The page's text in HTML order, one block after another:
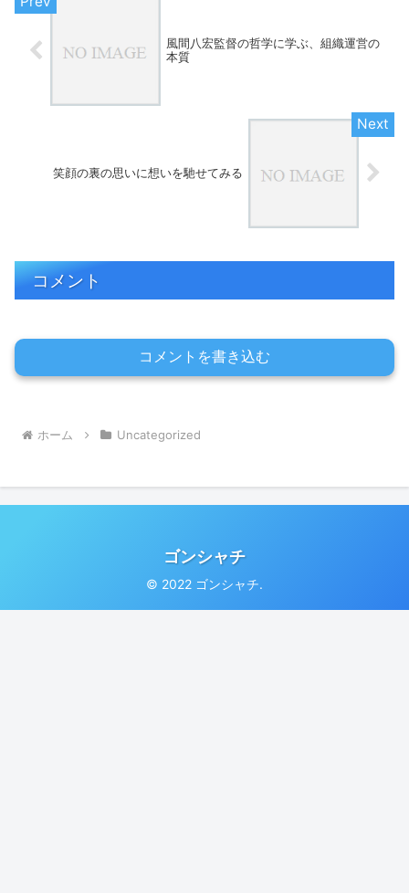
風間八宏監督の哲学に学ぶ、組織運営の
本質
笑顔の裏の思いに想いを馳せてみる
コメント
コメントを書き込む
ホーム Uncategorized
ゴンシャチ
© 2022 ゴンシャチ.